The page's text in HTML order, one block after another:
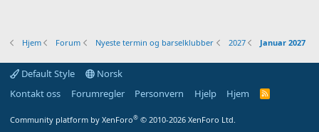
Hjem Forum Nyeste termin og barselklubber 2027 Januar 2027
Default Style
Norsk
Kontakt oss
Forumregler Personvern Hjelp Hjem
R
Community platform by XenForo® © 2010-2026 XenForo Ltd.